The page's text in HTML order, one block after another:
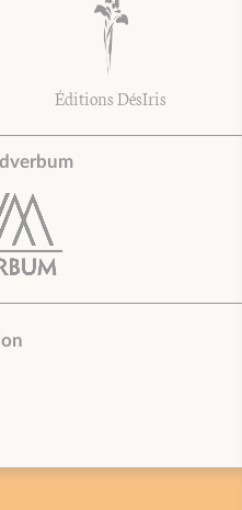
Éditions DésIris